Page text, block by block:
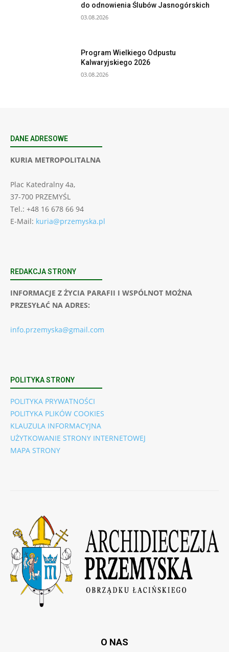
do odnowienia Ślubów Jasnogórskich
03.08.2026
Program Wielkiego Odpustu
Kalwaryjskiego 2026
03.08.2026
DANE ADRESOWE
KURIA METROPOLITALNA
Plac Katedralny 4a,
37-700 PRZEMYŚL
Tel.: +48 16 678 66 94
E-Mail: kuria@przemyska.pl
REDAKCJA STRONY
INFORMACJE Z ŻYCIA PARAFII I WSPÓLNOT MOŻNA
PRZESYŁAĆ NA ADRES:
info.przemyska@gmail.com
POLITYKA STRONY
POLITYKA PRYWATNOŚCI
POLITYKA PLIKÓW COOKIES
KLAUZULA INFORMACYJNA
UŻYTKOWANIE STRONY INTERNETOWEJ
MAPA STRONY
O NAS